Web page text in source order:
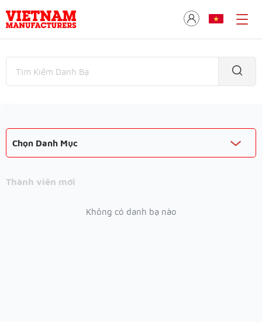
Chọn Danh Mục
Thành viên mới
Không có danh bạ nào